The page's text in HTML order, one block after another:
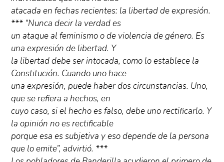
atacada en fechas recientes: la libertad de expresión.
*** “Nunca decir la verdad es
un ataque al feminismo o de violencia de género. Es
una expresión de libertad. Y
la libertad debe ser intocada, como lo establece la
Constitución. Cuando uno hace
una expresión, puede haber dos circunstancias. Uno,
que se refiera a hechos, en
cuyo caso, si el hecho es falso, debe uno rectificarlo. Y
la opinión no es rectificable
porque esa es subjetiva y eso depende de la persona
que lo emite”, advirtió. ***